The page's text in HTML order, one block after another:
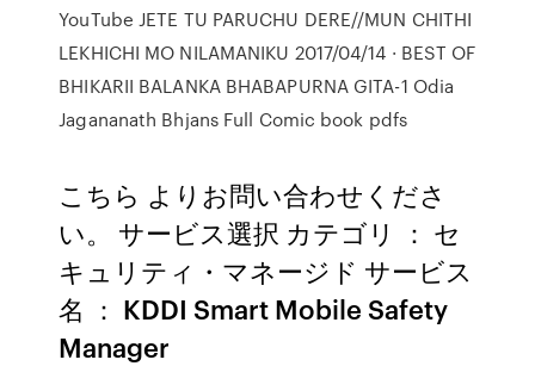
YouTube JETE TU PARUCHU DERE//MUN CHITHI
LEKHICHI MO NILAMANIKU 2017/04/14 · BEST OF
BHIKARII BALANKA BHABAPURNA GITA-1 Odia
Jagananath Bhjans Full Comic book pdfs
こちら よりお問い合わせくださ
い。 サービス選択 カテゴリ ： セ
キュリティ・マネージド サービス
名 ： KDDI Smart Mobile Safety
Manager